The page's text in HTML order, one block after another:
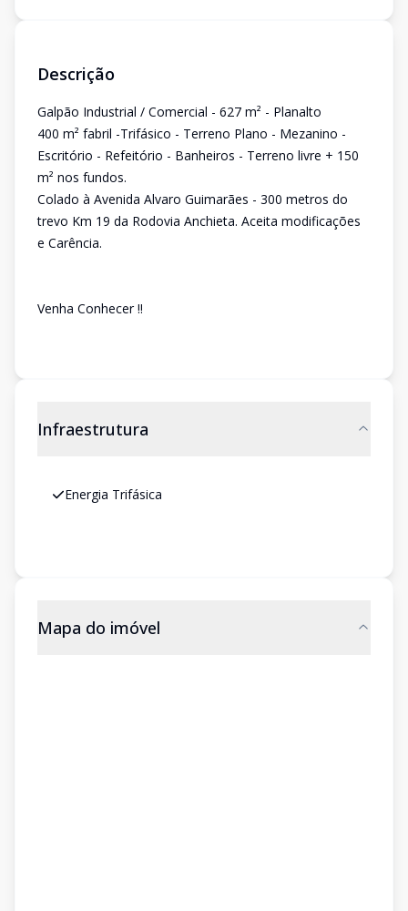
Descrição
Galpão Industrial / Comercial - 627 m² - Planalto
400 m² fabril -Trifásico - Terreno Plano - Mezanino -
Escritório - Refeitório - Banheiros - Terreno livre + 150
m² nos fundos.
Colado à Avenida Alvaro Guimarães - 300 metros do
trevo Km 19 da Rodovia Anchieta. Aceita modificações
e Carência.
Venha Conhecer !!
Infraestrutura
Energia Trifásica
Mapa do imóvel